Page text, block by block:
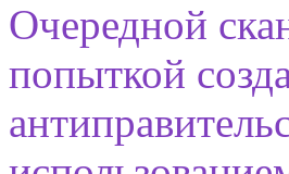
Очередной
попыткой